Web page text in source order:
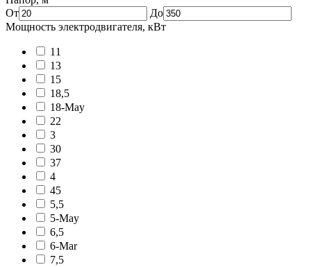
От
До
Мощность электродвигателя, кВт
11
13
15
18,5
18-May
22
3
30
37
4
45
5,5
5-May
6,5
6-Mar
7,5